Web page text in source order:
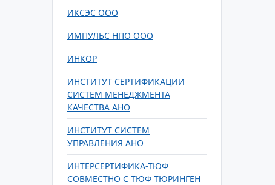
ИКСЭС ООО
ИМПУЛЬС НПО ООО
ИНКОР
ИНСТИТУТ СЕРТИФИКАЦИИ
СИСТЕМ МЕНЕДЖМЕНТА
КАЧЕСТВА АНО
ИНСТИТУТ СИСТЕМ
УПРАВЛЕНИЯ АНО
ИНТЕРСЕРТИФИКА-ТЮФ
СОВМЕСТНО С ТЮФ ТЮРИНГЕН